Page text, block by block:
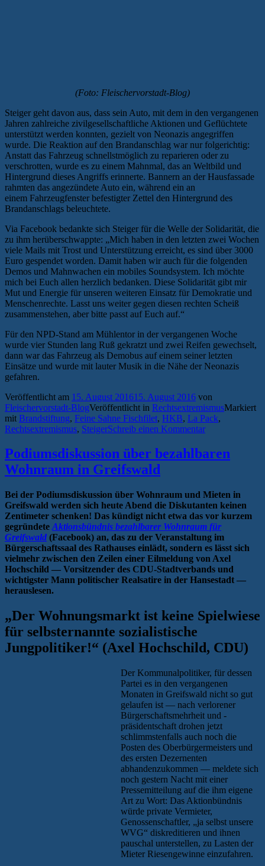
(Foto: Fleischervorstadt-Blog)
Steiger geht davon aus, dass sein Auto, mit dem in den vergangenen
Jahren zahlreiche zivilgesellschaftliche Aktionen und Geflüchtete
unterstützt werden konnten, gezielt von Neonazis angegriffen
wurde. Die Reaktion auf den Brandanschlag war nur folgerichtig:
Anstatt das Fahrzeug schnellstmöglich zu reparieren oder zu
verschrotten, wurde es zu einem Mahnmal, das an Weltbild und
Hintergrund dieses Angriffs erinnerte. Bannern an der Hausfassade
rahmten das angezündete Auto ein, während ein an
einem Fahrzeugfenster befestigter Zettel den Hintergrund des
Brandanschlags beleuchtete.
Via Facebook bedankte sich Steiger für die Welle der Solidarität, die
zu ihm herüberschwappte: „Mich haben in den letzten zwei Wochen
viele Mails mit Trost und Unterstützung erreicht, es sind über 3000
Euro gespendet worden. Damit haben wir auch für die folgenden
Demos und Mahnwachen ein mobiles Soundsystem. Ich möchte
mich bei Euch allen herzlich bedanken. Diese Solidarität gibt mir
Mut und Energie für unseren weiteren Einsatz für Demokratie und
Menschenrechte. Lasst uns weiter gegen diesen rechten Scheiß
zusammenstehen, aber bitte passt auf Euch auf.“
Für den NPD-Stand am Mühlentor in der vergangenen Woche
wurde vier Stunden lang Ruß gekratzt und zwei Reifen gewechselt,
dann war das Fahrzeug als Demobus auf einem seiner letzten
Einsätze und wurde mit lauter Musik in die Nähe der Neonazis
gefahren.
Veröffentlicht am 15. August 201615. August 2016 von
Fleischervorstadt-BlogVeröffentlicht in RechtsextremismusMarkiert
mit Brandstiftung, Feine Sahne Fischfilet, HKB, La Pack,
Rechtsextremismus, SteigerSchreib einen Kommentar
Podiumsdiskussion über bezahlbaren
Wohnraum in Greifswald
Bei der Podiumsdiskussion über Wohnraum und Mieten in
Greifswald werden sich heute Abend die Diskutanten keinen
Zentimeter schenken! Das kündigt nicht etwa das vor kurzem
gegründete Aktionsbündnis bezahlbarer Wohnraum für
Greifswald (Facebook) an, das zu der Veranstaltung im
Bürgerschaftssaal des Rathauses einlädt, sondern es lässt sich
vielmehr zwischen den Zeilen einer Eilmeldung von Axel
Hochschild — Vorsitzender des CDU-Stadtverbands und
wichtigster Mann politischer Realsatire in der Hansestadt —
herauslesen.
„Der Wohnungsmarkt ist keine Spielwiese
für selbsternannte sozialistische
Jungpolitiker!“ (Axel Hochschild, CDU)
Der Kommunalpolitiker, für dessen
Partei es in den vergangenen
Monaten in Greifswald nicht so gut
gelaufen ist — nach verlorener
Bürgerschaftsmehrheit und -
präsidentschaft drohen jetzt
schlimmstenfalls auch noch die
Posten des Oberbürgermeisters und
des ersten Dezernenten
abhandenzukommen — meldete sich
noch gestern Nacht mit einer
Pressemitteilung auf die ihm eigene
Art zu Wort: Das Aktionbündnis
würde private Vermieter,
Genossenschaftler, „ja selbst unsere
WVG“ diskreditieren und ihnen
pauschal unterstellen, zu Lasten der
Mieter Riesengewinne einzufahren.